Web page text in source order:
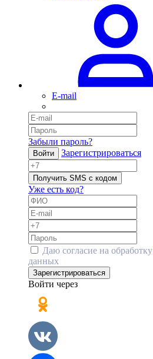
E-mail
Забыли пароль?
Войти Зарегистрироваться
Получить SMS с кодом
Уже есть код?
Даю согласие на обработку
данных
Зарегистрироваться
Войти через